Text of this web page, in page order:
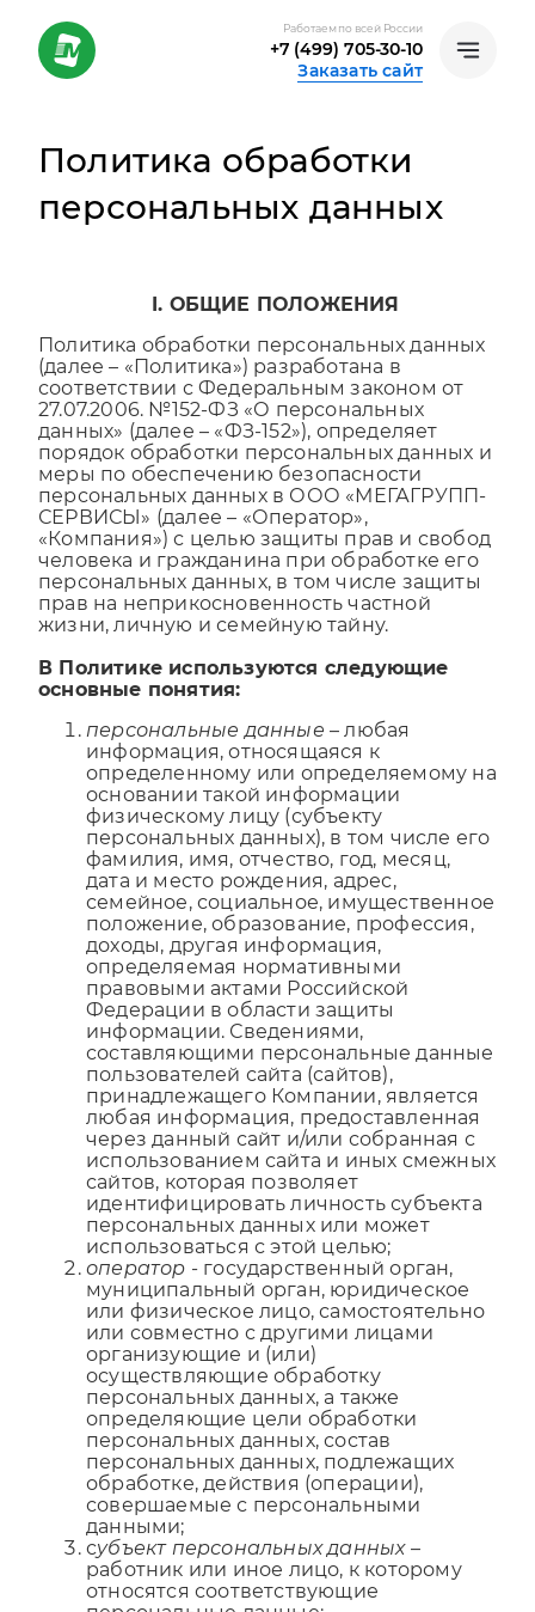
Работаем по всей России
+7 (499) 705-30-10
Заказать сайт
Политика обработки
персональных данных
I. ОБЩИЕ ПОЛОЖЕНИЯ
Политика обработки персональных данных
(далее – «Политика») разработана в
соответствии с Федеральным законом от
27.07.2006. №152-ФЗ «О персональных
данных» (далее – «ФЗ-152»), определяет
порядок обработки персональных данных и
меры по обеспечению безопасности
персональных данных в ООО «МЕГАГРУПП-
СЕРВИСЫ» (далее – «Оператор»,
«Компания») с целью защиты прав и свобод
человека и гражданина при обработке его
персональных данных, в том числе защиты
прав на неприкосновенность частной
жизни, личную и семейную тайну.
В Политике используются следующие
основные понятия:
персональные данные – любая
информация, относящаяся к
определенному или определяемому на
основании такой информации
физическому лицу (субъекту
персональных данных), в том числе его
фамилия, имя, отчество, год, месяц,
дата и место рождения, адрес,
семейное, социальное, имущественное
положение, образование, профессия,
доходы, другая информация,
определяемая нормативными
правовыми актами Российской
Федерации в области защиты
информации. Сведениями,
составляющими персональные данные
пользователей сайта (сайтов),
принадлежащего Компании, является
любая информация, предоставленная
через данный сайт и/или собранная с
использованием сайта и иных смежных
сайтов, которая позволяет
идентифицировать личность субъекта
персональных данных или может
использоваться с этой целью;
оператор - государственный орган,
муниципальный орган, юридическое
или физическое лицо, самостоятельно
или совместно с другими лицами
организующие и (или)
осуществляющие обработку
персональных данных, а также
определяющие цели обработки
персональных данных, состав
персональных данных, подлежащих
обработке, действия (операции),
совершаемые с персональными
данными;
субъект персональных данных –
работник или иное лицо, к которому
относятся соответствующие